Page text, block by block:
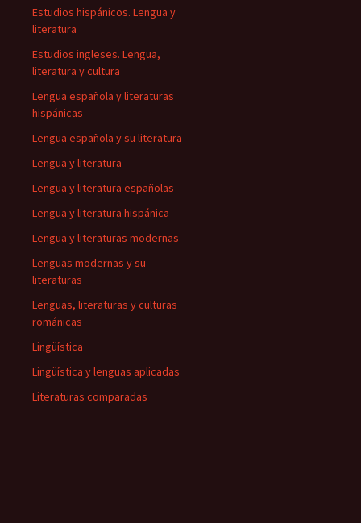
Estudios hispánicos. Lengua y
literatura
Estudios ingleses. Lengua,
literatura y cultura
Lengua española y literaturas
hispánicas
Lengua española y su literatura
Lengua y literatura
Lengua y literatura españolas
Lengua y literatura hispánica
Lengua y literaturas modernas
Lenguas modernas y su
literaturas
Lenguas, literaturas y culturas
románicas
Lingüística
Lingüística y lenguas aplicadas
Literaturas comparadas